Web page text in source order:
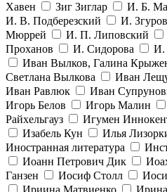
Хавен
Зиг Зиглар И. Б.
И. В. Подберезский
И.
Мюррей
И. П. Липовский
Проханов
И. Сидорова И.
Иван Вылков, Галина
Светлана Вылкова
Иван
Иван Равлюк
Иван
Игорь Белов
Игорь Малин
Райхельгауз
Игумен
Изабель Кун
Илья
Иностранная литература
Иоанн Петрович Дик
Ганзен
Иосиф Столл